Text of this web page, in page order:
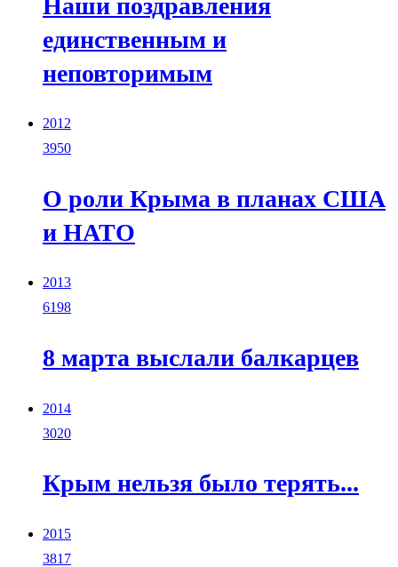
единственным и
неповторимым
2012
3950
О роли Крыма в планах США
и НАТО
2013
6198
8 марта выслали балкарцев
2014
3020
Крым нельзя было терять...
2015
3817